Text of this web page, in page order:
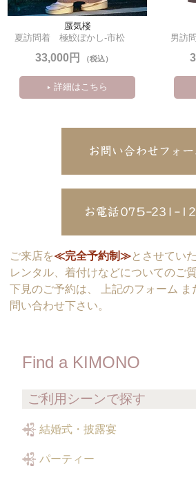
蜃気楼
夏訪問着　極鮫ぼかし-市松
33,000円 （税込）
詳細はこちら
男訪
ご来店を≪完全予約制≫とさせてい
レンタル、着付けなどについてのご
下見のご予約は、 上記のフォーム ま
問い合わせ下さい。
Find a KIMONO
ご利用シーンで探す
結婚式・披露宴
パーティー